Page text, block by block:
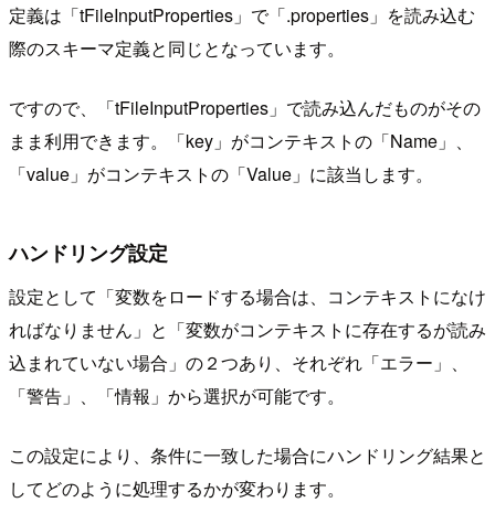
定義は「tFileInputProperties」で「.properties」を読み込む
際のスキーマ定義と同じとなっています。
ですので、「tFileInputProperties」で読み込んだものがその
まま利用できます。「key」がコンテキストの「Name」、
「value」がコンテキストの「Value」に該当します。
ハンドリング設定
設定として「変数をロードする場合は、コンテキストになけ
ればなりません」と「変数がコンテキストに存在するが読み
込まれていない場合」の２つあり、それぞれ「エラー」、
「警告」、「情報」から選択が可能です。
この設定により、条件に一致した場合にハンドリング結果と
してどのように処理するかが変わります。